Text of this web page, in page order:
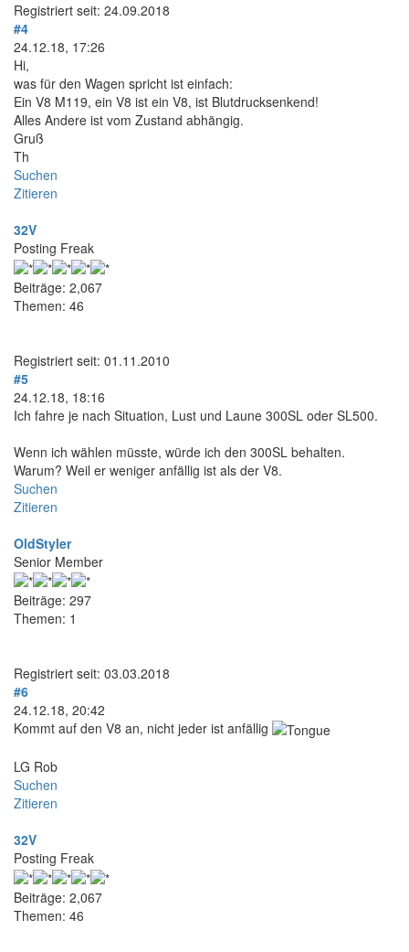
Registriert seit: 24.09.2018
#4
24.12.18, 17:26
Hi,
was für den Wagen spricht ist einfach:
Ein V8 M119, ein V8 ist ein V8, ist Blutdrucksenkend!
Alles Andere ist vom Zustand abhängig.
Gruß
Th
Suchen
Zitieren
32V
Posting Freak
Beiträge: 2,067
Themen: 46
Registriert seit: 01.11.2010
#5
24.12.18, 18:16
Ich fahre je nach Situation, Lust und Laune 300SL oder SL500.
Wenn ich wählen müsste, würde ich den 300SL behalten.
Warum? Weil er weniger anfällig ist als der V8.
Suchen
Zitieren
OldStyler
Senior Member
Beiträge: 297
Themen: 1
Registriert seit: 03.03.2018
#6
24.12.18, 20:42
Kommt auf den V8 an, nicht jeder ist anfällig
LG Rob
Suchen
Zitieren
32V
Posting Freak
Beiträge: 2,067
Themen: 46